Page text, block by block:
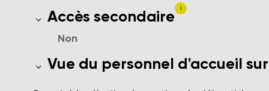
Accès secondaire
Présence d'un deuxième accès pour
i
Non
Vue du personnel d'accueil
Le personnel d'accueil a-t'il une